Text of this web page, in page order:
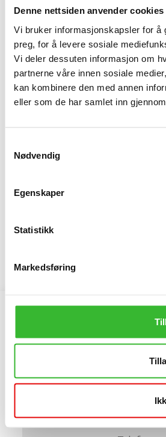
Denne nettsiden anvender cookies
Vi bruker informasjonskapsler for å
preg, for å levere sosiale
Vi deler dessuten informasjon om
partnerne våre innen sosiale
kan kombinere den med annen
eller som de har samlet inn
Nødvendig
Egenskaper
Statistikk
Markedsføring
Sommeren – tid for inspirasjon og
EQS malpakker